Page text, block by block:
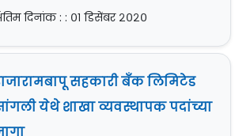
दिनांक : : ०१ डिसेंबर २०२०
सहकारी बँक लिमिटेड
येथे शाखा व्यवस्थापक पदांच्या